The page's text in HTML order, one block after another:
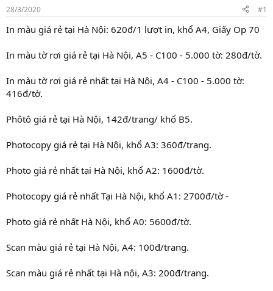
g
28/3/2020 #1
In màu giá rẻ tại Hà Nội: 620đ/1 lượt in, khổ A4, Giấy Op 70
In màu tờ rơi giá rẻ tại Hà Nội, A5 - C100 - 5.000 tờ: 280đ/tờ.
In màu tờ rơi giá rẻ nhất tại Hà Nội, A4 - C100 - 5.000 tờ:
416đ/tờ.
Phôtô giá rẻ tại Hà Nội, 142đ/trang/ khổ B5.
Photocopy giá rẻ tại Hà Nội, khổ A3: 360đ/trang.
Photo giá rẻ nhất tại Hà Nội, khổ A2: 1600đ/tờ.
Photocopy giá rẻ nhất Tại Hà Nội, khổ A1: 2700đ/tờ -
Photo giá rẻ nhất Hà Nội, khổ A0: 5600đ/tờ.
Scan màu giá rẻ tại Hà Nội, A4: 100đ/trang.
Scan màu giá rẻ nhất tại Hà nội, A3: 200đ/trang.